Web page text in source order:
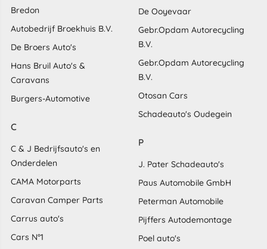
Bredon
Autobedrijf Broekhuis B.V.
De Broers Auto's
Hans Bruil Auto's &
Caravans
Burgers-Automotive
C
C & J Bedrijfsauto's en
Onderdelen
CAMA Motorparts
Caravan Camper Parts
Carrus auto's
Cars N°1
De Ooyevaar
Gebr.Opdam Autorecycling
B.V.
Gebr.Opdam Autorecycling
B.V.
Otosan Cars
Schadeauto's Oudegein
P
J. Pater Schadeauto's
Paus Automobile GmbH
Peterman Automobile
Pijffers Autodemontage
Poel auto's